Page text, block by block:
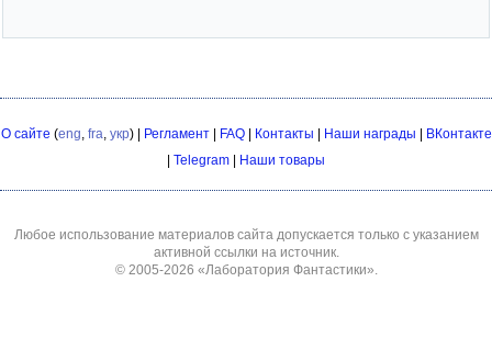
О сайте (eng fra укр) | Регламент| FAQ| Контакты | Наши награды | ВКонтакте
| Telegram | Наши товары
Любое использование материалов сайта допускается только с указанием
активной ссылки на источник.
© 2005-2026 «Лаборатория Фантастики»